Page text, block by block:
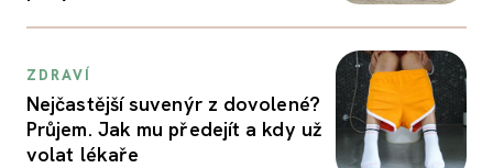
ZDRAVÍ
Nejčastější suvenýr z dovolené?
Průjem. Jak mu předejít a kdy už
volat lékaře